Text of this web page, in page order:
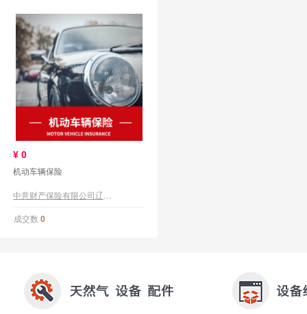
¥ 0
机动车辆保险
成交数 0